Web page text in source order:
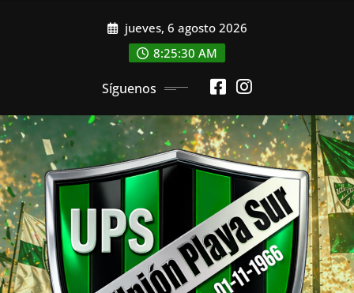
jueves, 6 agosto 2026
8:25:32 AM
Síguenos